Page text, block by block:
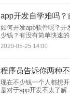
如何开发app软件呢？开
少钱？有没有简单快速
发自学难吗？需要掌握
很多人，为数不多想法
2020-05-25 14:00
现在不少钱一个人都想
是对于app开发不太了解